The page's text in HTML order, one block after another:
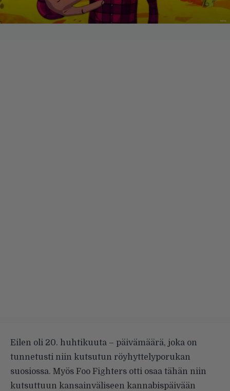
Eilen oli 20. huhtikuuta – päivämäärä, joka on
tunnetusti niin kutsutun röyhyttelyporukan
suosiossa. Myös Foo Fighters otti osaa tähän niin
kutsuttuun kansainväliseen kannabispäivään